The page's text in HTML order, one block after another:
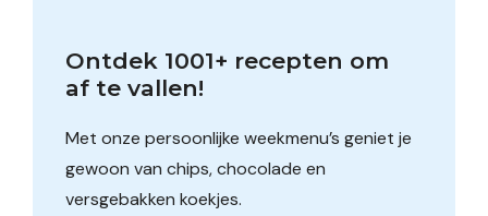
Ontdek 1001+ recepten om
af te vallen!
Met onze persoonlijke weekmenu’s geniet je
gewoon van chips, chocolade en
versgebakken koekjes.